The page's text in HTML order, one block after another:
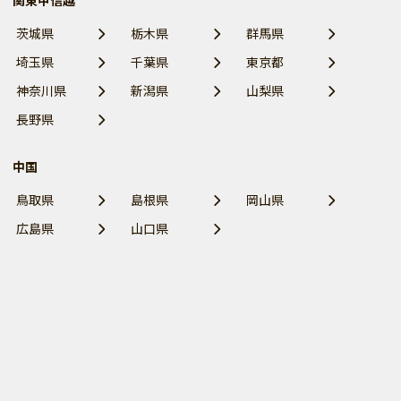
茨城県
栃木県
群馬県
埼玉県
千葉県
東京都
神奈川県
新潟県
山梨県
長野県
中国
鳥取県
島根県
岡山県
広島県
山口県